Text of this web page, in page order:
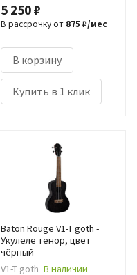
5 250 ₽
В рассрочку от 875 ₽/мес
В корзину
Купить в 1 клик
Baton Rouge V1-T goth -
Укулеле тенор, цвет
чёрный
V1-T goth В наличии